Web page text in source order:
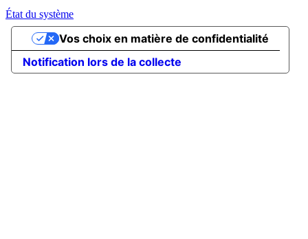
État du système
Notification lors de la collecte
Vos choix en matière de confidentialité